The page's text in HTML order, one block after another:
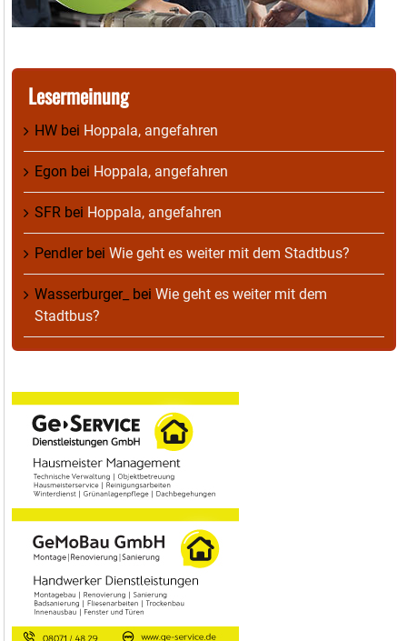
Lesermeinung
HW bei Hoppala, angefahren
Egon bei Hoppala, angefahren
SFR bei Hoppala, angefahren
Pendlerbei Wie geht es weiter mit dem Stadtbus?
Wasserburger_ bei Wie geht es weiter mit dem
Stadtbus?